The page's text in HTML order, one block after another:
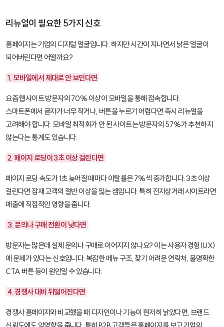
리뉴얼이 필요한 5가지 신호
홈페이지는 기업의 디지털 얼굴입니다. 하지만 시간이 지나면서 낡은 얼굴이
되어버린다면 어떨까요?
1. 모바일에서 제대로 안 보인다면
요즘 웹사이트 방문자의 70% 이상이 모바일을 통해 접속합니다.
스마트폰에서 글자가 너무 작거나, 버튼을 누르기 어렵다면 즉시 리뉴얼을
고려해야 합니다. 모바일 최적화가 안 된 사이트는 방문자의 57%가 추천하지
않는다는 통계도 있습니다.
2. 페이지 로딩이 3초 이상 걸린다면
페이지 로딩 속도가 1초 늦어질 때마다 이탈률은 7%씩 증가합니다. 3초 이상
걸린다면 잠재 고객의 절반 이상을 잃는 셈입니다. 특히 전자상거래 사이트라면
매출에 직접적인 영향을 줍니다.
3. 문의나 구매 전환이 낮다면
방문자는 많은데 실제 문의나 구매로 이어지지 않나요? 이는 사용자 경험(UX)
에 문제가 있다는 신호입니다. 복잡한 메뉴 구조, 찾기 어려운 연락처, 불명확한
CTA 버튼 등이 원인일 수 있습니다.
4. 경쟁사 대비 뒤떨어진다면
경쟁사 홈페이지와 비교했을 때 디자인이나 기능이 현저히 낡았다면, 브랜드